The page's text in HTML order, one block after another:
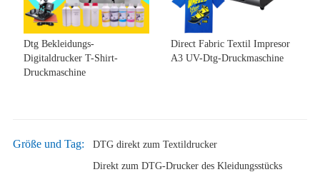
Dtg Bekleidungs-
Digitaldrucker T-Shirt-
Druckmaschine
Direct Fabric Textil Impresor
A3 UV-Dtg-Druckmaschine
Größe und Tag:
DTG direkt zum Textildrucker
Direkt zum DTG-Drucker des Kleidungsstücks